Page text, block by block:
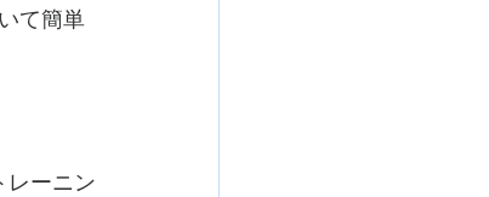
て簡単
レーニン